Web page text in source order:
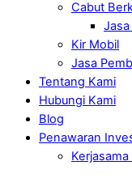
Cabut
Kir Mobil
Jasa
Tentang Kami
Hubungi Kami
Blog
Penawaran
Kerjasama